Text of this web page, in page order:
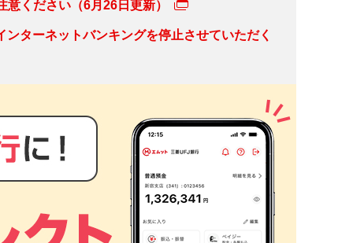
ください（6月26日更新）
ターネットバンキングを停止させていただく